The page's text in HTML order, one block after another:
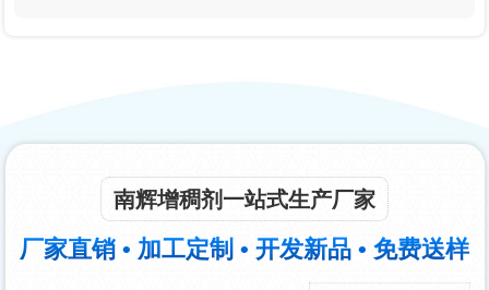
南辉增稠剂一站式生产厂家
厂家直销 • 加工定制 • 开发新品 • 免费送样